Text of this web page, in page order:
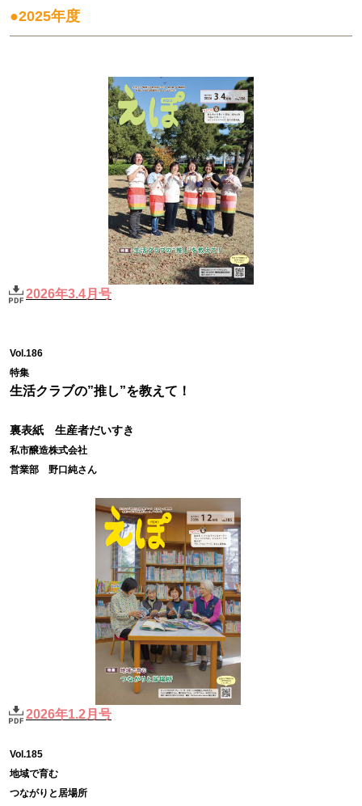
●2025年度
2026年3.4月号
Vol.186
特集
生活クラブの”推し”を教えて！
裏表紙 生産者だいすき
私市醸造株式会社
営業部 野口純さん
2026年1.2月号
Vol.185
地域で育む
つながりと居場所